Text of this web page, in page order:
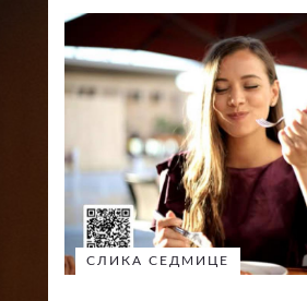
СЛИКА СЕДМИЦЕ